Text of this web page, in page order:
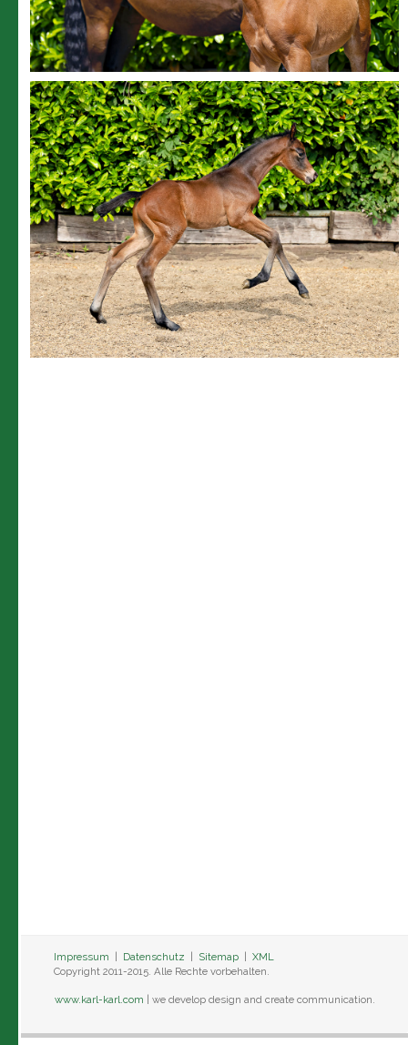
Impressum Datenschutz Sitemap |XML
Copyright 2011-2015. Alle Rechte vorbehalten.
www.karl-karl.com | we develop design and create communication.